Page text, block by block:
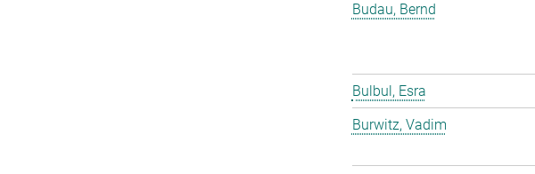
Budau, Bernd
Bulbul, Esra
Burwitz, Vadim